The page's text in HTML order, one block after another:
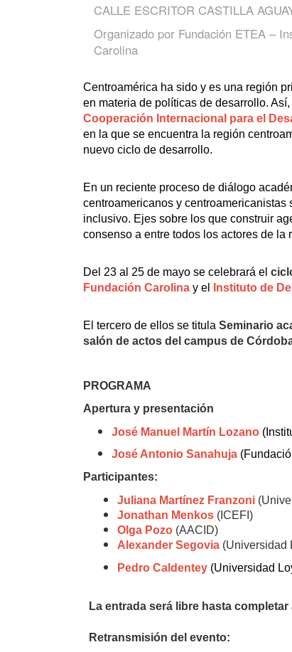
CALLE ESCRITOR CASTILLA
Organizado por Fundación ETEA –
Carolina
Centroamérica ha sido y es una región
en materia de políticas de desarrollo.
Cooperación Internacional para el
en la que se encuentra la región
nuevo ciclo de desarrollo.
En un reciente proceso de diálogo
centroamericanos y
inclusivo. Ejes sobre los que construir
consenso a entre todos los actores de la
Del 23 al 25 de mayo se celebrará el
Fundación Carolina y el Instituto de
El tercero de ellos se titula Seminario
salón de actos del campus de
PROGRAMA
Apertura y presentación
José Manuel Martín Lozano
José Antonio Sanahuja
Participantes:
Juliana Martínez Franzoni
Jonathan Menkos (ICEFI)
Olga Pozo (AACID)
Alexander Segovia (Universidad
Pedro Caldentey (Universidad
La entrada será libre hasta completar
Retransmisión del evento: